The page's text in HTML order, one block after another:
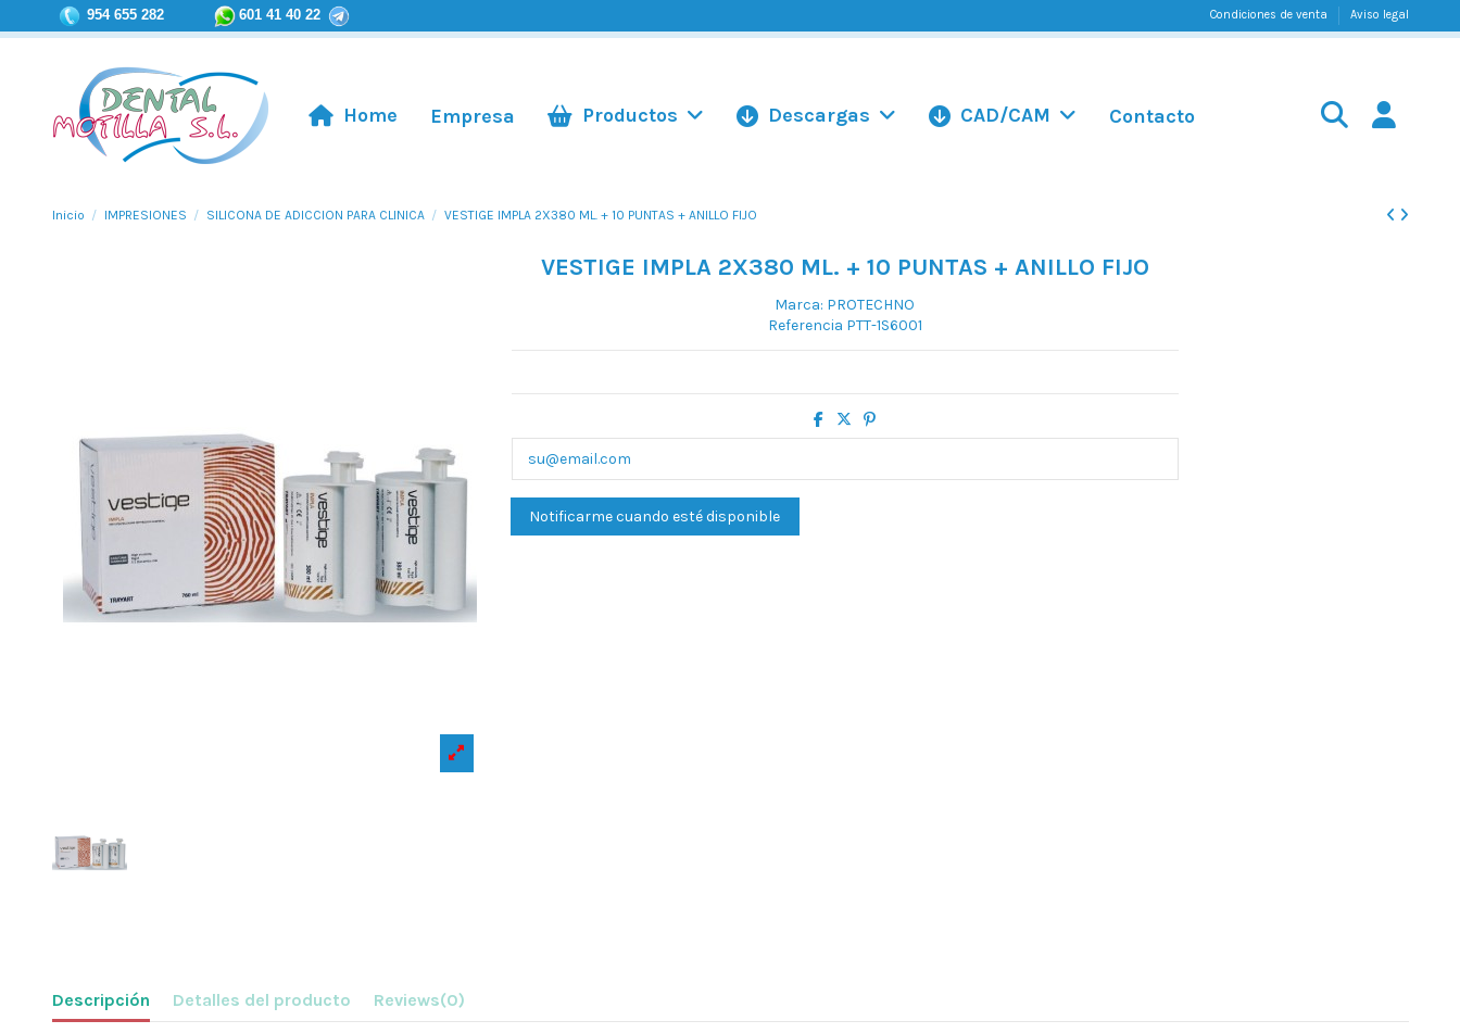
954 655 282 601 41 40 22 Condiciones de venta Aviso legal
Home Empresa Productos Descargas CAD/CAM Contacto
Inicio IMPRESIONES SILICONA DE ADICCION PARA CLINICA VESTIGE IMPLA 2X380 ML. + 10 PUNTAS + ANILLO FIJO
VESTIGE IMPLA 2X380 ML. + 10 PUNTAS + ANILLO FIJO
Marca: PROTECHNO
Referencia PTT-1S6001
Descripción Detalles del producto Reviews(0)